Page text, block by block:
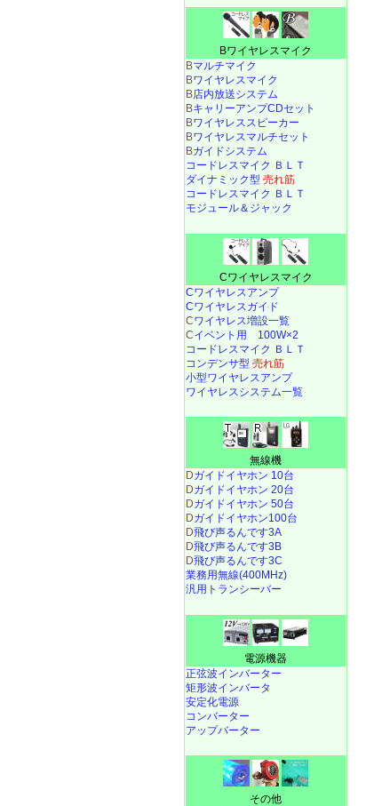
Bワイヤレスマイク
Bマルチマイク
Bワイヤレスマイク
B店内放送システム
BキャリーアンプCDセット
Bワイヤレススピーカー
Bワイヤレスマルチセット
Bガイドシステム
コードレスマイク ＢＬＴ
ダイナミック型 売れ筋
コードレスマイク ＢＬＴ
モジュール＆ジャック
Cワイヤレスマイク
Cワイヤレスアンプ
Cワイヤレスガイド
Cワイヤレス増設一覧
Cイベント用 100W×2
コードレスマイク ＢＬＴ
コンデンサ型 売れ筋
小型ワイヤレスアンプ
ワイヤレスシステム一覧
無線機
Dガイドイヤホン 10台
Dガイドイヤホン 20台
Dガイドイヤホン 50台
Dガイドイヤホン100台
D飛び声るんです3A
D飛び声るんです3B
D飛び声るんです3C
業務用無線(400MHz)
汎用トランシーバー
電源機器
正弦波インバーター
矩形波インバータ
安定化電源
コンバーター
アップバーター
その他